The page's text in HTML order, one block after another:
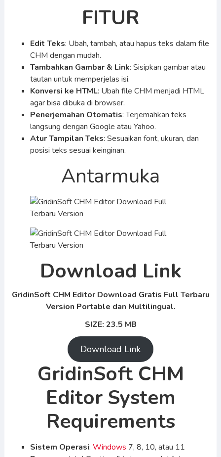
FITUR
Edit Teks: Ubah, tambah, atau hapus teks dalam file
CHM dengan mudah.
Tambahkan Gambar & Link: Sisipkan gambar atau
tautan untuk memperjelas isi.
Konversi ke HTML: Ubah file CHM menjadi HTML
agar bisa dibuka di browser.
Penerjemahan Otomatis: Terjemahkan teks
langsung dengan Google atau Yahoo.
Atur Tampilan Teks: Sesuaikan font, ukuran, dan
posisi teks sesuai keinginan.
Antarmuka
Download Link
GridinSoft CHM Editor Download Gratis Full Terbaru
Version Portable dan Multilingual.
SIZE: 23.5 MB
Download Link
GridinSoft CHM
Editor System
Requirements
Sistem Operasi: Windows 7, 8, 10, atau 11